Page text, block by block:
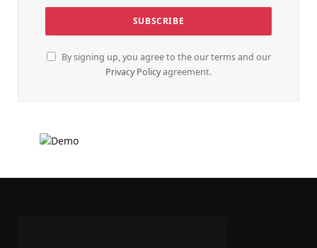
By signing up, you agree to the our terms and our
Privacy Policyagreement.